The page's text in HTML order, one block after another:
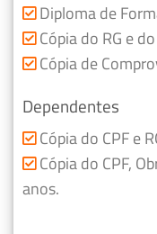
Diploma de
Cópia do RG e
Cópia de
Dependentes
Cópia do CPF e
Cópia do CPF,
anos.